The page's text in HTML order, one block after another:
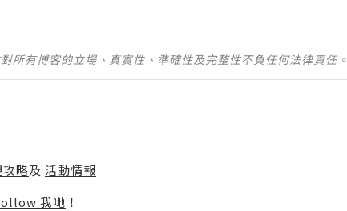
所有博客的立場、真實性、準確性及完整性不負任何法律責任。
略及 活動情報
我哋 ！